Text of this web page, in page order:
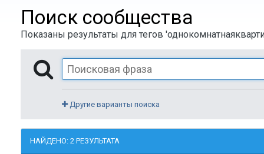
Поиск сообщества
Показаны результаты для тегов
Другие варианты поиска
НАЙДЕНО: 2 РЕЗУЛЬТАТА